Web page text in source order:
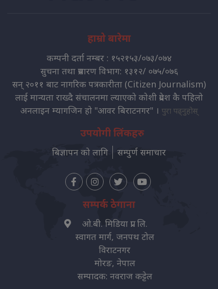
हाम्रो बारेमा
कम्पनी दर्ता नम्बर : १५२१५३/०७३/०७४
सुचना तथा प्रसारण विभाग: १३१२/ ०७५/०७६
सन् २०११ बाट नागरिक पत्रकारीता (Citizen Journalism)
लाई मान्यता राख्दै संचालनमा ल्याएको कोशी प्रदेश कै पहिलो
अनलाइन म्यागजिन हो "आवर बिराटनगर" । पुरा पढ्नुहोस्
उपयोगी लिंकहरु
बिज्ञापन को लागि सम्पुर्ण समाचार
सम्पर्क ठेगाना
ओ.बी. मिडिया प्रा. लि.
स्वागत मार्ग, जनपथ टोल
विराटनगर
मोरङ, नेपाल
सम्पादक: नवराज कट्टेल